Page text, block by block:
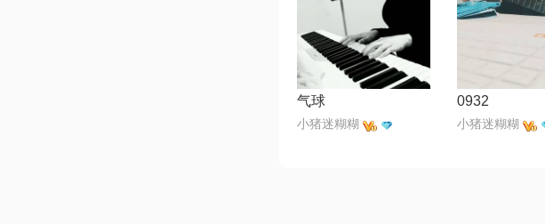
气球
小猪迷糊糊
0932
小猪迷糊糊